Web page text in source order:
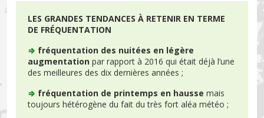
LES GRANDES TENDANCES À RETENIR EN TERME
DE FRÉQUENTATION
⇒ fréquentation des nuitées en légère
augmentation par rapport à 2016 qui était déjà l’une
des meilleures des dix dernières années ;
⇒ fréquentation de printemps en hausse mais
toujours hétérogène du fait du très fort aléa météo ;